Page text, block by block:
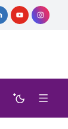
| Caicó-RN